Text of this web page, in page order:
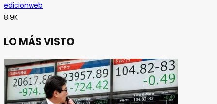
edicionweb
8.9K
LO MÁS VISTO